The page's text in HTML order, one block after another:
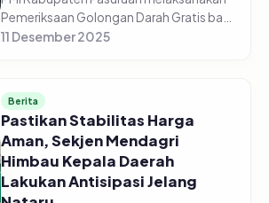
Pemeriksaan Golongan Darah Gratis bagi
5.225 pelajar di 44 sekolah yang tersebar
11 Desember 2025
Berita
Pastikan Stabilitas Harga
Aman, Sekjen Mendagri
Himbau Kepala Daerah
Lakukan Antisipasi Jelang